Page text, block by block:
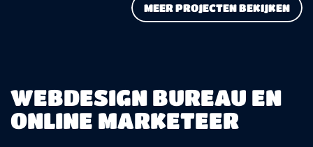
MEER PROJECTEN BEKIJKEN
WEBDESIGN BUREAU EN
ONLINE MARKETEER